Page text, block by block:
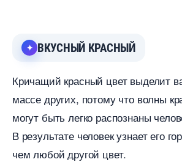
КУСНЫЙ КРАСНЫЙ
Кричащий красный цвет выделит
массе других, потому что волны
могут быть легко распознаны
результате человек узнает его
чем любой другой цвет.